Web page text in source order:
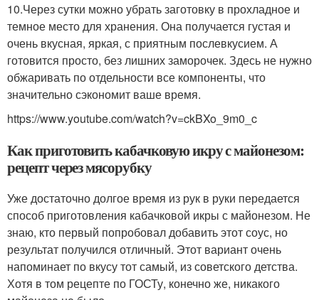
10.Через сутки можно убрать заготовку в прохладное и
темное место для хранения. Она получается густая и
очень вкусная, яркая, с приятным послевкусием. А
готовится просто, без лишних заморочек. Здесь не нужно
обжаривать по отдельности все компоненты, что
значительно сэкономит ваше время.
https://www.youtube.com/watch?v=ckBXo_9m0_c
Как приготовить кабачковую икру с майонезом:
рецепт через мясорубку
Уже достаточно долгое время из рук в руки передается
способ приготовления кабачковой икры с майонезом. Не
знаю, кто первый попробовал добавить этот соус, но
результат получился отличный. Этот вариант очень
напоминает по вкусу тот самый, из советского детства.
Хотя в том рецепте по ГОСТу, конечно же, никакого